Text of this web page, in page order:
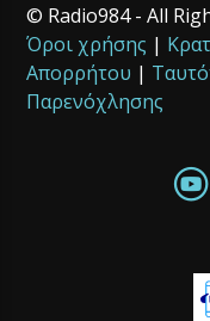
© Radio984 - All
Όροι χρήσης |
Απορρήτου |
Παρενόχλησης